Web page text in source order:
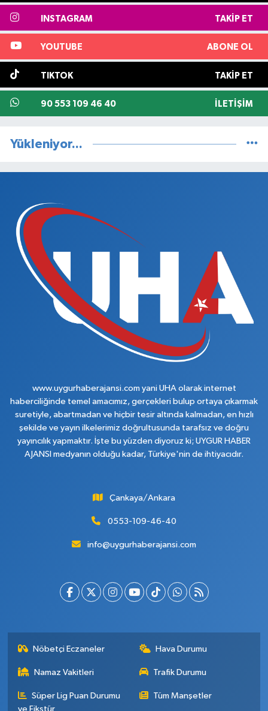
INSTAGRAM TAKIP ET
YOUTUBE ABONE OL
TIKTOK TAKIP ET
90 553 109 46 40 İLETIŞIM
Yükleniyor...
www.uygurhaberajansi.com yani UHA olarak internet
haberciliğinde temel amacımız, gerçekleri bulup ortaya çıkarmak
suretiyle, abartmadan ve hiçbir tesir altında kalmadan, en hızlı
şekilde ve yayın ilkelerimiz doğrultusunda tarafsız ve doğru
yayıncılık yapmaktır. İşte bu yüzden diyoruz ki; UYGUR HABER
AJANSI medyanın olduğu kadar, Türkiye'nin de ihtiyacıdır.
Çankaya/Ankara
0553-109-46-40
info@uygurhaberajansi.com
Nöbetçi Eczaneler Hava Durumu
Namaz Vakitleri Trafik Durumu
Süper Lig Puan Durumu
ve Fikstür
Tüm Manşetler